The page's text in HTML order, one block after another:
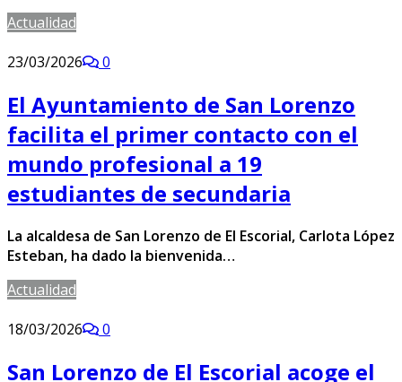
Actualidad
23/03/2026
0
El Ayuntamiento de San Lorenzo
facilita el primer contacto con el
mundo profesional a 19
estudiantes de secundaria
La alcaldesa de San Lorenzo de El Escorial, Carlota López
Esteban, ha dado la bienvenida…
Actualidad
18/03/2026
0
San Lorenzo de El Escorial acoge el